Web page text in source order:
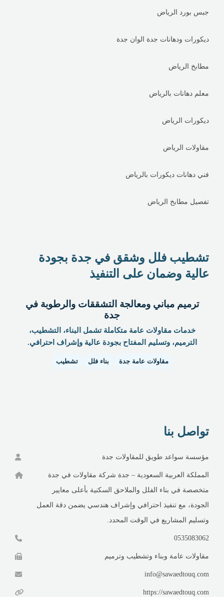
جبس بورد الرياض
ديكورات ودهانات جدة الوان جدة
مطابخ الرياض
معلم دهانات بالرياض
ديكورات الرياض
مقاولات الرياض
فني دهانات ديكورات بالرياض
تفصيل مطابخ الرياض
تشطيب فلل وشقق في جدة بجودة
عالية وضمان على التنفيذ
ترميم مباني ومعالجة التشققات والرطوبة في
جدة
خدمات مقاولات عامة متكاملة تشمل البناء، التشطيب،
الترميم، وتسليم المفتاح بجودة عالية وإشراف احترافي.
مقاولات عامة جدة بناء فلل تشطيب
تواصل بنا
مؤسسة سواعد طويق للمقاولات جدة
المملكة العربية السعودية – جدة شركة مقاولات في جدة
متخصصة في بناء الفلل والملاحق السكنية بأعلى معايير
الجودة، مع تنفيذ احترافي وإشراف هندسي يضمن دقة العمل
وتسليم المشاريع في الوقت المحدد.
0535083062
مقاولات عامة وبناء وتشطيب وترميم
info@sawaedtouq.com
https://sawaedtouq.com